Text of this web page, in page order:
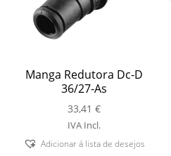
Manga Redutora Dc-D
36/27-As
33,41 €
IVA Incl.
Adicionar á lista de desejos